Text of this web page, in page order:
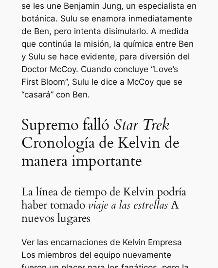
se les une Benjamin Jung, un especialista en
botánica. Sulu se enamora inmediatamente
de Ben, pero intenta disimularlo. A medida
que continúa la misión, la química entre Ben
y Sulu se hace evidente, para diversión del
Doctor McCoy. Cuando concluye “Love’s
First Bloom”, Sulu le dice a McCoy que se
“casará” con Ben.
Supremo falló Star Trek
Cronología de Kelvin de
manera importante
La línea de tiempo de Kelvin podría
haber tomado viaje a las estrellasA
nuevos lugares
Ver las encarnaciones de Kelvin Empresa
Los miembros del equipo nuevamente